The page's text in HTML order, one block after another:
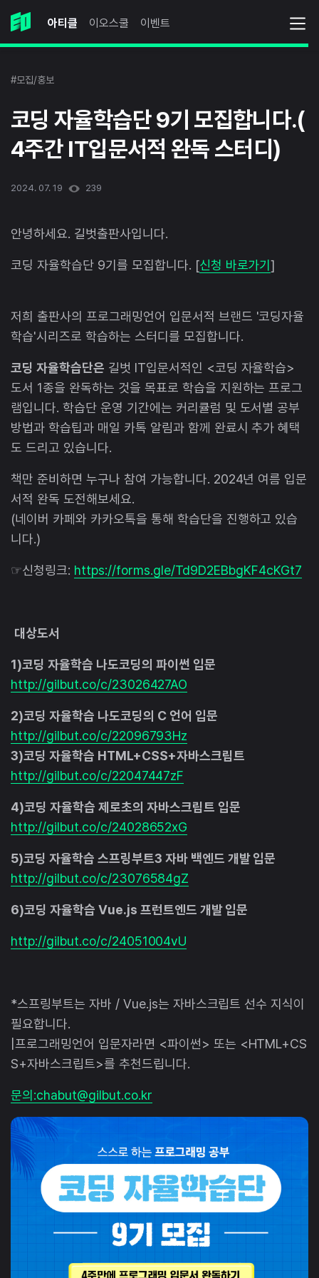
아티클 이오스쿨 이벤트
#모집/홍보
코딩 자율학습단 9기 모집합니다.(
4주간 IT입문서적 완독 스터디)
2024. 07. 19 239
안녕하세요. 길벗출판사입니다.
코딩 자율학습단 9기를 모집합니다. [신청 바로가기]
저희 출판사의 프로그래밍언어 입문서적 브랜드 '코딩자율
학습'시리즈로 학습하는 스터디를 모집합니다.
코딩 자율학습단은 길벗 IT입문서적인 <코딩 자율학습>
도서 1종을 완독하는 것을 목표로 학습을 지원하는 프로그
램입니다. 학습단 운영 기간에는 커리큘럼 및 도서별 공부
방법과 학습팁과 매일 카톡 알림과 함께 완료시 추가 혜택
도 드리고 있습니다.
책만 준비하면 누구나 참여 가능합니다. 2024년 여름 입문
서적 완독 도전해보세요.
(네이버 카페와 카카오톡을 통해 학습단을 진행하고 있습
니다.)
☞신청링크: https://forms.gle/Td9D2EBbgKF4cKGt7
대상도서
1)코딩 자율학습 나도코딩의 파이썬 입문
http://gilbut.co/c/23026427AO
2)코딩 자율학습 나도코딩의 C 언어 입문
http://gilbut.co/c/22096793Hz
3)코딩 자율학습 HTML+CSS+자바스크립트
http://gilbut.co/c/22047447zF
4)코딩 자율학습 제로초의 자바스크립트 입문
http://gilbut.co/c/24028652xG
5)코딩 자율학습 스프링부트3 자바 백엔드 개발 입문
http://gilbut.co/c/23076584gZ
6)코딩 자율학습 Vue.js 프런트엔드 개발 입문
http://gilbut.co/c/24051004vU
*스프링부트는 자바 / Vue.js는 자바스크립트 선수 지식이
필요합니다.
|프로그래밍언어 입문자라면 <파이썬> 또는 <HTML+CS
S+자바스크립트>를 추천드립니다.
문의:chabut@gilbut.co.kr